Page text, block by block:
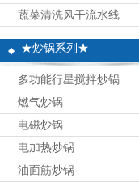
蔬菜清洗风干流水线
★炒锅系列★
多功能行星搅拌炒锅
燃气炒锅
电磁炒锅
电加热炒锅
油面筋炒锅